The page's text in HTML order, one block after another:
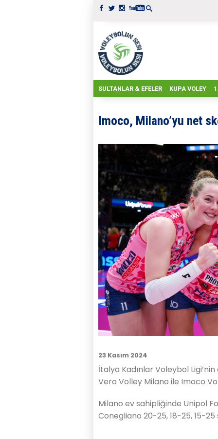
SULTANLAR & EFELER KUPA VOLEY
Imoco, Milano’yu net
23 Kasım 2024
İtalya Kadınlar Voleybol
Vero Volley Milano ile Imoco
Milano ev sahipliğinde Unipol
Conegliano 20-25, 18-25, 15-